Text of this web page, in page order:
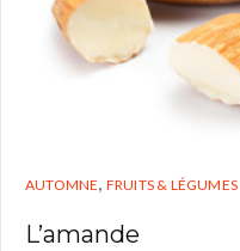
AUTOMNE, FRUITS & LÉGUMES
L’amande